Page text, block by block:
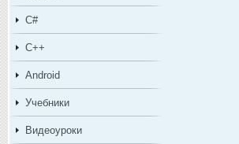
C#
C++
Android
Учебники
Видеоуроки